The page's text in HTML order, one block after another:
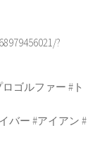
?
ゴルファー #ト
バー #アイアン #